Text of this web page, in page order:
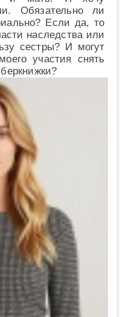
Обязательно ли
Если да, то
наследства или
сестры? И могут
участия снять